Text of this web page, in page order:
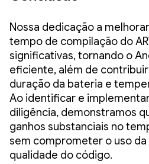
Nossa dedicação a
tempo de compilação do
significativas, tornando o
eficiente, além de
duração da bateria e
Ao identificar e
diligência, demonstramos
ganhos substanciais no
sem comprometer o uso da
qualidade do código.